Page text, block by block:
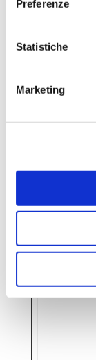
Preferenze
Statistiche
Marketing
__Sec